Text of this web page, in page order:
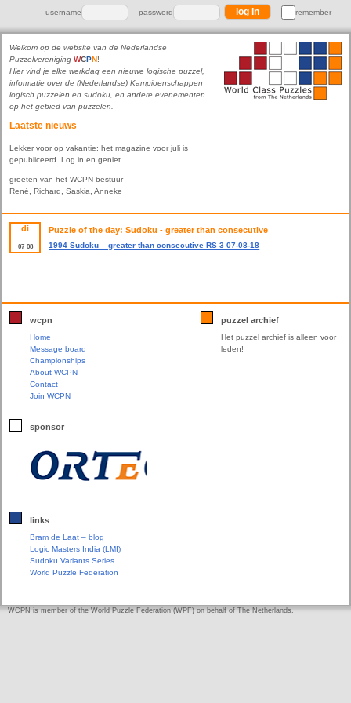
username password remember
Welkom op de website van de Nederlandse
Puzzelvereniging WCPN!
Hier vind je elke werkdag een nieuwe logische puzzel,
informatie over de (Nederlandse) Kampioenschappen
logisch puzzelen en sudoku, en andere evenementen
op het gebied van puzzelen.
Laatste nieuws
Lekker voor op vakantie: het magazine voor juli is
gepubliceerd. Log in en geniet.
groeten van het WCPN-bestuur
René, Richard, Saskia, Anneke
di
07 08
Puzzle of the day: Sudoku - greater than consecutive
1994 Sudoku – greater than consecutive RS 3 07-08-18
wcpn
Home
Message board
Championships
About WCPN
Contact
Join WCPN
sponsor
links
Bram de Laat – blog
Logic Masters India (LMI)
Sudoku Variants Series
World Puzzle Federation
puzzel archief
Het puzzel archief is alleen voor
leden!
WCPN is member of the World Puzzle Federation (WPF) on behalf of The Netherlands.